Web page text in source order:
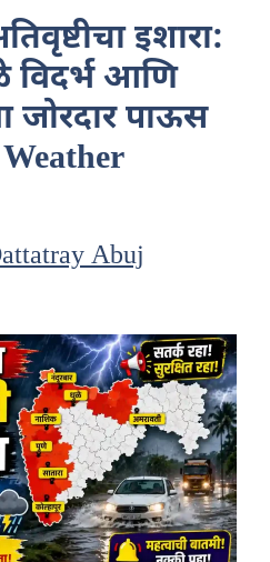
इशारा:
विदर्भ आणि
जोरदार पाऊस
Abuj